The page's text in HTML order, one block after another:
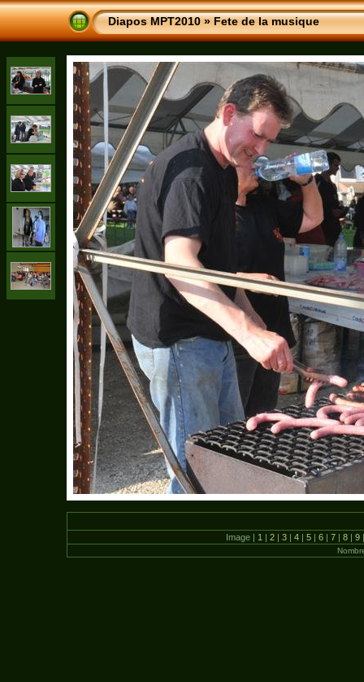
Diapos MPT2010»Fete de la musique
Image | 1 | 2 | 3 | 4 | 5 | 6 | 7 | 8 | 9 |